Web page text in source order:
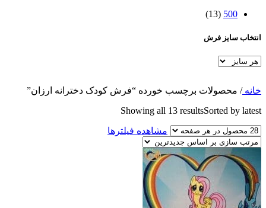
500
(13)
انتخاب سایز فرش
خانه/ محصولات برچسب خورده “فرش کودک دخترانه ارزان”
Showing all 13 resultsSorted by latest
مشاهده فیلترها